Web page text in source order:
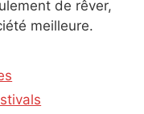
de rêver,
meilleure.